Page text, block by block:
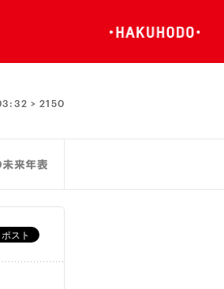
> 2150